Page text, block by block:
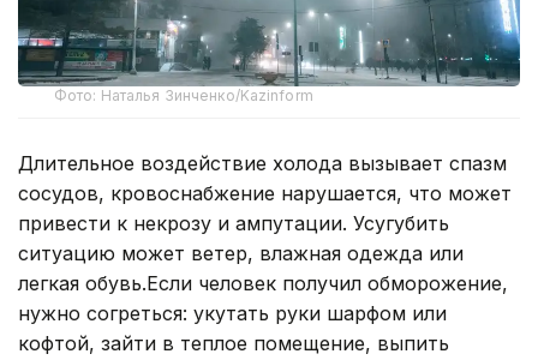
Фото: Наталья Зинченко/Kazinform
Длительное воздействие холода вызывает спазм
сосудов, кровоснабжение нарушается, что может
привести к некрозу и ампутации. Усугубить
ситуацию может ветер, влажная одежда или
легкая обувь.Если человек получил обморожение,
нужно согреться: укутать руки шарфом или
кофтой, зайти в теплое помещение, выпить